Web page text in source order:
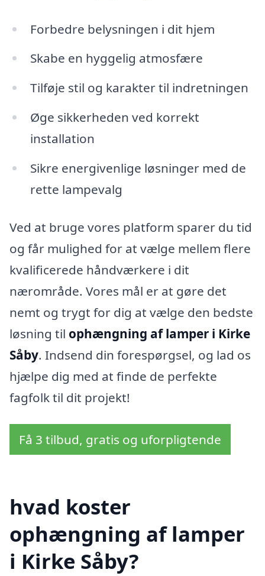
Forbedre belysningen i dit hjem
Skabe en hyggelig atmosfære
Tilføje stil og karakter til indretningen
Øge sikkerheden ved korrekt
installation
Sikre energivenlige løsninger med de
rette lampevalg
Ved at bruge vores platform sparer du tid
og får mulighed for at vælge mellem flere
kvalificerede håndværkere i dit
nærområde. Vores mål er at gøre det
nemt og trygt for dig at vælge den bedste
løsning til ophængning af lamper i Kirke
Såby. Indsend din forespørgsel, og lad os
hjælpe dig med at finde de perfekte
fagfolk til dit projekt!
Få 3 tilbud, gratis og uforpligtende
hvad koster
ophængning af lamper
i Kirke Såby?